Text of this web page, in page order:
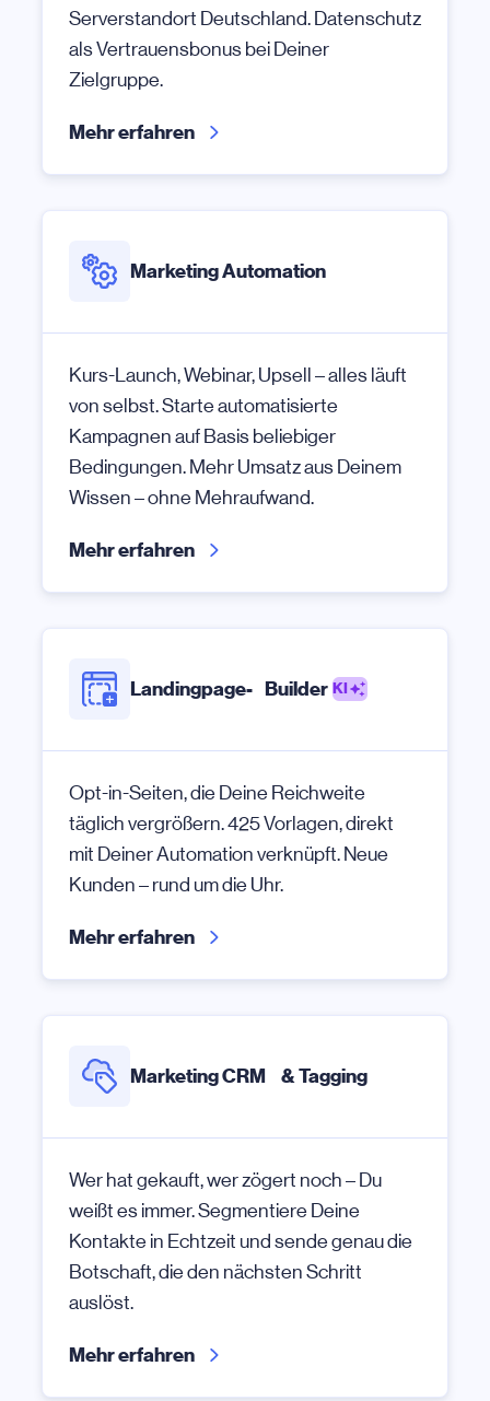
Serverstandort Deutschland. Datenschutz
als Vertrauensbonus bei Deiner
Zielgruppe.
Mehr erfahren
Marketing Automation
Kurs-Launch, Webinar, Upsell – alles läuft
von selbst. Starte automatisierte
Kampagnen auf Basis beliebiger
Bedingungen. Mehr Umsatz aus Deinem
Wissen – ohne Mehraufwand.
Mehr erfahren
Landingpage- Builder KI
Opt-in-Seiten, die Deine Reichweite
täglich vergrößern. 425 Vorlagen, direkt
mit Deiner Automation verknüpft. Neue
Kunden – rund um die Uhr.
Mehr erfahren
Marketing CRM & Tagging
Wer hat gekauft, wer zögert noch – Du
weißt es immer. Segmentiere Deine
Kontakte in Echtzeit und sende genau die
Botschaft, die den nächsten Schritt
auslöst.
Mehr erfahren